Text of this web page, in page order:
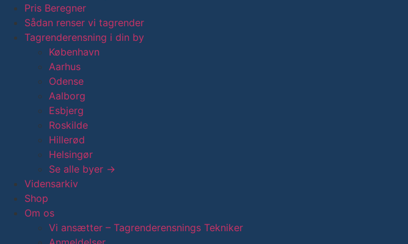
Pris Beregner
Sådan renser vi tagrender
Tagrenderensning i din by
København
Aarhus
Odense
Aalborg
Esbjerg
Roskilde
Hillerød
Helsingør
Se alle byer →
Vidensarkiv
Shop
Om os
Vi ansætter – Tagrenderensnings Tekniker